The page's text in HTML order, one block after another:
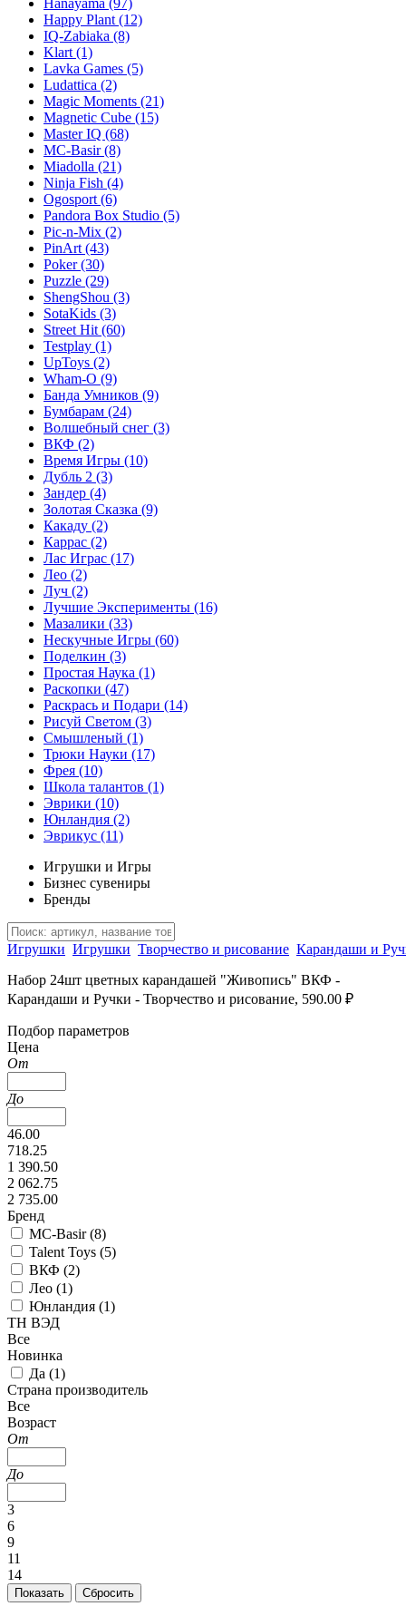
Hanayama (97)
Happy Plant (12)
IQ-Zabiaka (8)
Klart (1)
Lavka Games (5)
Ludattica (2)
Magic Moments (21)
Magnetic Cube (15)
Master IQ (68)
MC-Basir(8)
Miadolla (21)
Ninja Fish (4)
Ogosport (6)
Pandora Box Studio (5)
Pic-n-Mix (2)
PinArt (43)
Poker(30)
Puzzle (29)
ShengShou (3)
SotaKids (3)
Street Hit (60)
Testplay (1)
UpToys (2)
Wham-O (9)
Банда Умников (9)
Бумбарам (24)
Волшебный снег (3)
ВКФ (2)
Время Игры (10)
Дубль 2 (3)
Зандер (4)
Золотая Сказка (9)
Какаду (2)
Каррас (2)
Лас Играс (17)
Лео (2)
Луч (2)
Лучшие Эксперименты (16)
Мазалики (33)
Нескучные Игры (60)
Поделкин (3)
Простая Наука (1)
Раскопки (47)
Раскрась и Подари (14)
Рисуй Светом (3)
Смышленый (1)
Трюки Науки (17)
Фрея (10)
Школа талантов (1)
Эврики (10)
Юнландия (2)
Эврикус (11)
Игрушки и Игры
Бизнес сувениры
Бренды
Игрушки Игрушки Творчество и рисование Карандаши и
Набор 24шт цветных карандашей "Живопись" ВКФ -
Карандаши и Ручки - Творчество и рисование, 590.00 ₽
Подбор параметров
Цена
От
До
46.00
718.25
1 390.50
2 062.75
2 735.00
Бренд
MC-Basir (8)
Talent Toys (5)
ВКФ (2)
Лео (1)
Юнландия (1)
ТН ВЭД
Все
Новинка
Да (1)
Страна производитель
Все
Возраст
От
До
3
6
9
11
14